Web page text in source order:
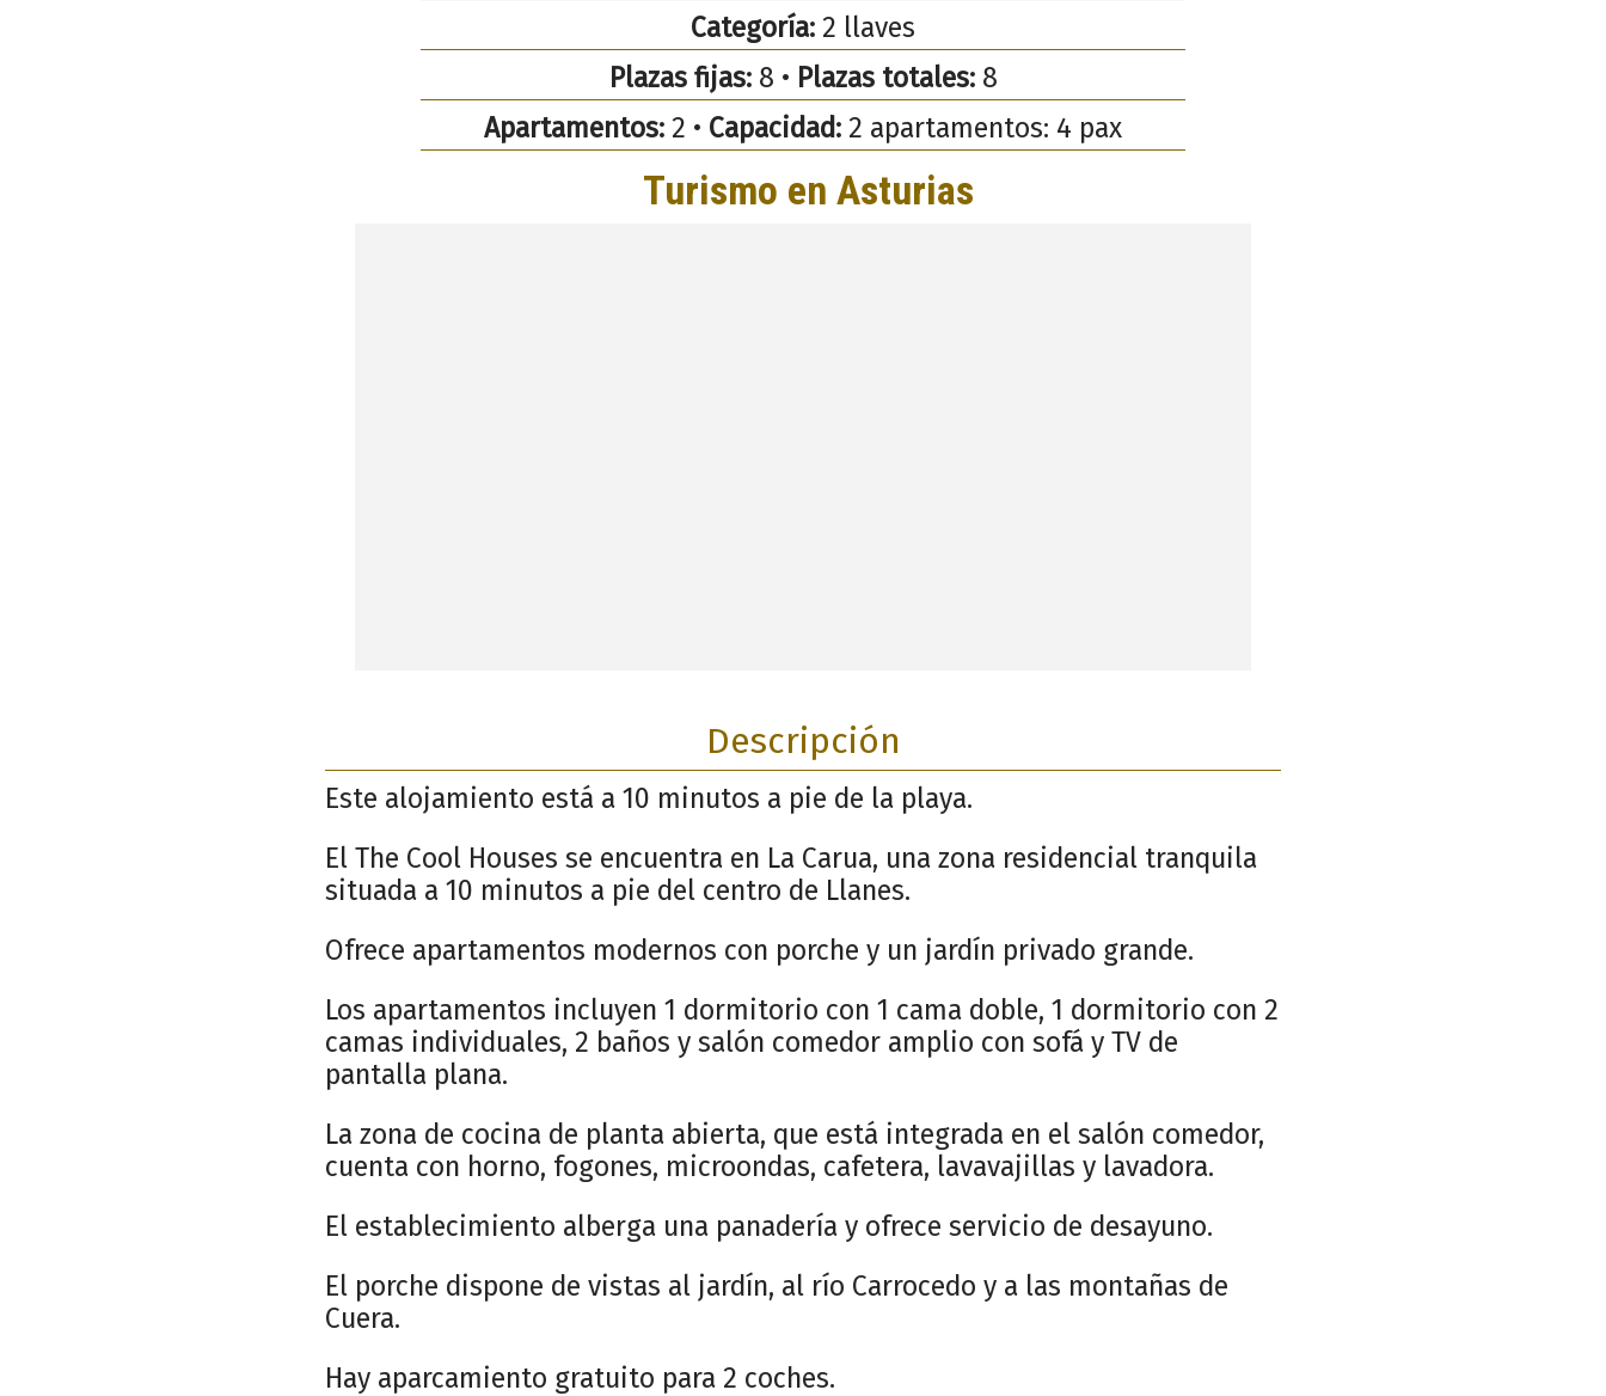
Categoría: 2 llaves
Plazas fijas:8 • Plazas totales:8
Apartamentos: 2 • Capacidad: 2 apartamentos: 4 pax
Descripción
Este alojamiento está a 10 minutos a pie de la playa.
El The Cool Houses se encuentra en La Carua, una zona residencial tranquila
situada a 10 minutos a pie del centro de Llanes.
Ofrece apartamentos modernos con porche y un jardín privado grande.
Los apartamentos incluyen 1 dormitorio con 1 cama doble, 1 dormitorio con 2
camas individuales, 2 baños y salón comedor amplio con sofá y TV de
pantalla plana.
La zona de cocina de planta abierta, que está integrada en el salón comedor,
cuenta con horno, fogones, microondas, cafetera, lavavajillas y lavadora.
El establecimiento alberga una panadería y ofrece servicio de desayuno.
El porche dispone de vistas al jardín, al río Carrocedo y a las montañas de
Cuera.
Hay aparcamiento gratuito para 2 coches.